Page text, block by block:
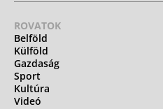
ROVATOK
Belföld
Külföld
Gazdaság
Sport
Kultúra
Videó